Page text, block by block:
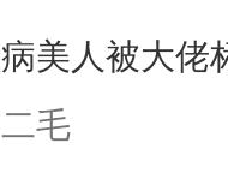
人，最终坐上
病，一个个的
上了还是无动
病美人被大佬
二毛